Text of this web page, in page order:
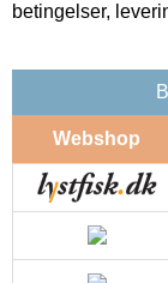
betingelser,
Webshop